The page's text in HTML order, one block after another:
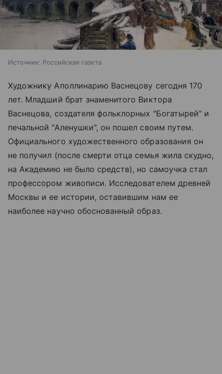
Источник: Российская газета
Художнику Аполлинарию Васнецову сегодня 170
лет. Младший брат знаменитого Виктора
Васнецова, создателя фольклорных "Богатырей" и
печальной "Аленушки", он пошел своим путем.
Официального художественного образования он
не получил (после смерти отца семья жила скудно,
на Академию не было средств), но самоучка стал
профессором живописи. Исследователем древней
Москвы и ее истории, оставившим нам ее
наиболее научно обоснованный образ.